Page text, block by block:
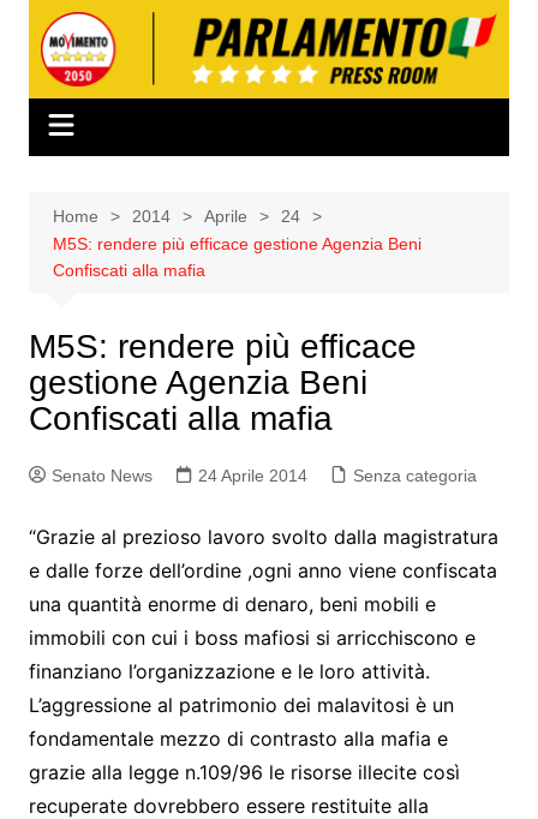
contenuto
Home 2014 Aprile
24
M5S: rendere più efficace gestione Agenzia Beni
Confiscati alla mafia
M5S: rendere più efficace
gestione Agenzia Beni
Confiscati alla mafia
Senato News 24 Aprile 2014 Senza categoria
“Grazie al prezioso lavoro svolto dalla magistratura
e dalle forze dell’ordine ,ogni anno viene confiscata
una quantità enorme di denaro, beni mobili e
immobili con cui i boss mafiosi si arricchiscono e
finanziano l’organizzazione e le loro attività.
L’aggressione al patrimonio dei malavitosi è un
fondamentale mezzo di contrasto alla mafia e
grazie alla legge n.109/96 le risorse illecite così
recuperate dovrebbero essere restituite alla